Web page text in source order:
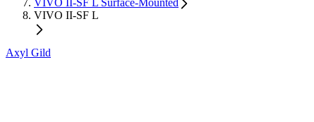
VIVO II-SF L Surface-Mounted
VIVO II-SF L
Axyl Gild